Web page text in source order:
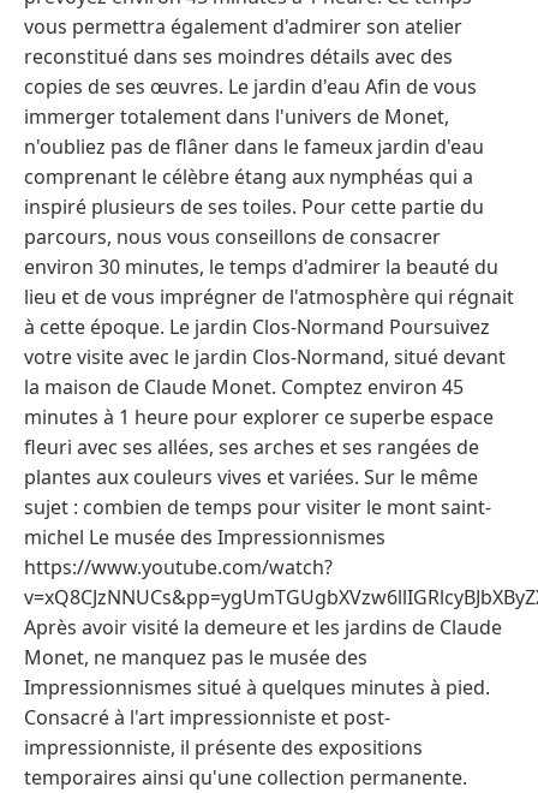
vous permettra également d'admirer son atelier
reconstitué dans ses moindres détails avec des
copies de ses œuvres. Le jardin d'eau Afin de vous
immerger totalement dans l'univers de Monet,
n'oubliez pas de flâner dans le fameux jardin d'eau
comprenant le célèbre étang aux nymphéas qui a
inspiré plusieurs de ses toiles. Pour cette partie du
parcours, nous vous conseillons de consacrer
environ 30 minutes, le temps d'admirer la beauté du
lieu et de vous imprégner de l'atmosphère qui régnait
à cette époque. Le jardin Clos-Normand Poursuivez
votre visite avec le jardin Clos-Normand, situé devant
la maison de Claude Monet. Comptez environ 45
minutes à 1 heure pour explorer ce superbe espace
fleuri avec ses allées, ses arches et ses rangées de
plantes aux couleurs vives et variées. Sur le même
sujet : combien de temps pour visiter le mont saint-
michel Le musée des Impressionnismes
https://www.youtube.com/watch?
Après avoir visité la demeure et les jardins de Claude
Monet, ne manquez pas le musée des
Impressionnismes situé à quelques minutes à pied.
Consacré à l'art impressionniste et post-
impressionniste, il présente des expositions
temporaires ainsi qu'une collection permanente.